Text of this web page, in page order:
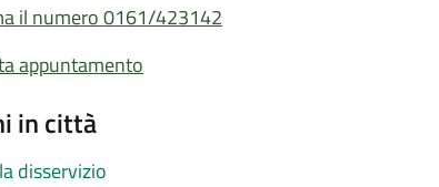
il numero 0161/423142
appuntamento
in città
disservizio